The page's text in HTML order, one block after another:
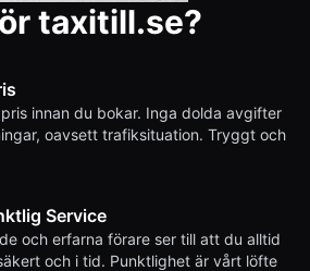
taxitill.se?
innan du bokar. Inga dolda avgifter
oavsett trafiksituation. Tryggt och
Service
och erfarna förare ser till att du alltid
och i tid. Punktlighet är vårt löfte